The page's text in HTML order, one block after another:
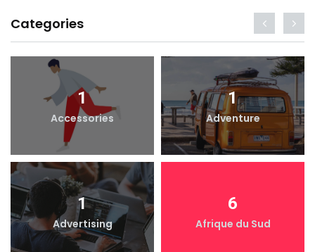
Categories
1
Accessories
1
Adventure
1
Advertising
6
Afrique du Sud